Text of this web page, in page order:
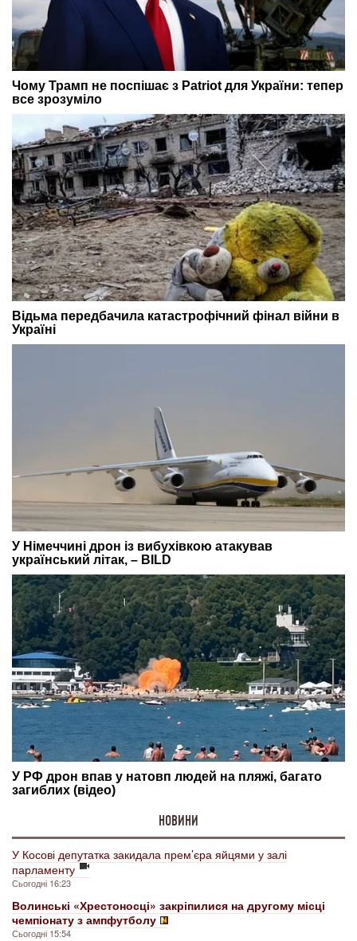
НОВИНИ
У Косові депутатка закидала прем’єра яйцями у залі
парламенту
Сьогодні 16:23
Волинські «Хрестоносці» закріпилися на другому місці
чемпіонату з ампфутболу
Сьогодні 15:54